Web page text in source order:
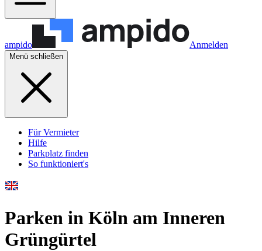
ampido Anmelden
Menü schließen
Für Vermieter
Hilfe
Parkplatz finden
So funktioniert's
Parken in Köln am Inneren
Grüngürtel